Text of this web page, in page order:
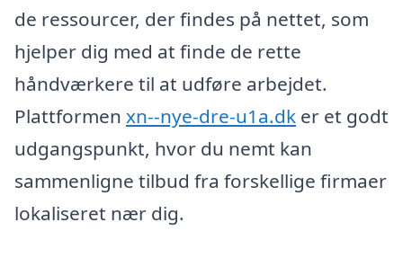
de ressourcer, der findes på nettet, som
hjelper dig med at finde de rette
håndværkere til at udføre arbejdet.
Plattformen xn--nye-dre-u1a.dk er et godt
udgangspunkt, hvor du nemt kan
sammenligne tilbud fra forskellige firmaer
lokaliseret nær dig.